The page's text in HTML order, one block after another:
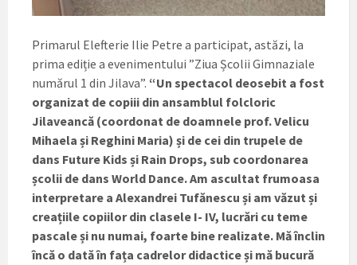
Primarul Elefterie Ilie Petre a participat, astăzi, la
prima ediție a evenimentului ”Ziua Școlii Gimnaziale
numărul 1 din Jilava”. “Un spectacol deosebit a fost
organizat de copiii din ansamblul folcloric
Jilaveancă (coordonat de doamnele prof. Velicu
Mihaela și Reghini Maria) și de cei din trupele de
dans Future Kids și Rain Drops, sub coordonarea
școlii de dans World Dance. Am ascultat frumoasa
interpretare a Alexandrei Tufănescu și am văzut și
creațiile copiilor din clasele I- IV, lucrări cu teme
pascale și nu numai, foarte bine realizate. Mă înclin
încă o dată în fața cadrelor didactice și mă bucură